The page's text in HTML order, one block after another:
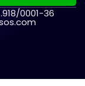
0001-36